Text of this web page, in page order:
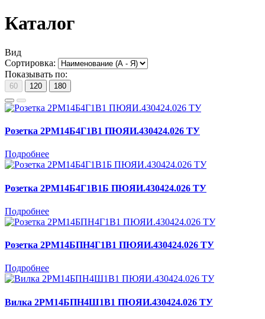
Каталог
Вид
Сортировка:
Показывать по:
60 120 180
Розетка 2РМ14Б4Г1В1 ПЮЯИ.430424.026 ТУ
Подробнее
Розетка 2РМ14Б4Г1В1Б ПЮЯИ.430424.026 ТУ
Подробнее
Розетка 2РМ14БПН4Г1В1 ПЮЯИ.430424.026 ТУ
Подробнее
Вилка 2РМ14БПН4Ш1В1 ПЮЯИ.430424.026 ТУ